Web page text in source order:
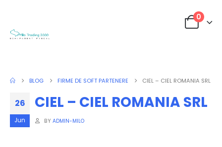
0
BLOG FIRME DE SOFT PARTENERE CIEL – CIEL ROMANIA SRL
26
Jun
CIEL – CIEL ROMANIA SRL
BY ADMIN-MILO